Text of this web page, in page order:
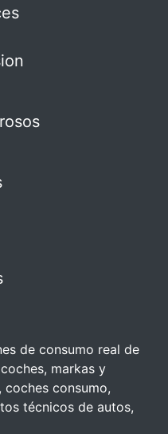
de consumo real de
markas y
consumo,
técnicos de autos,